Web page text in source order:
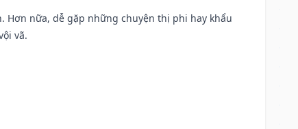
Hơn nữa, dễ gặp những chuyện thị phi hay khẩu
vã.